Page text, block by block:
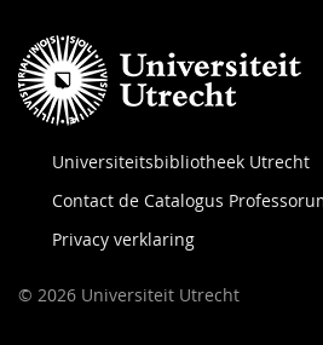
Universiteitsbibliotheek Utrecht
Contact de Catalogus
Privacy verklaring
© 2026 Universiteit Utrecht